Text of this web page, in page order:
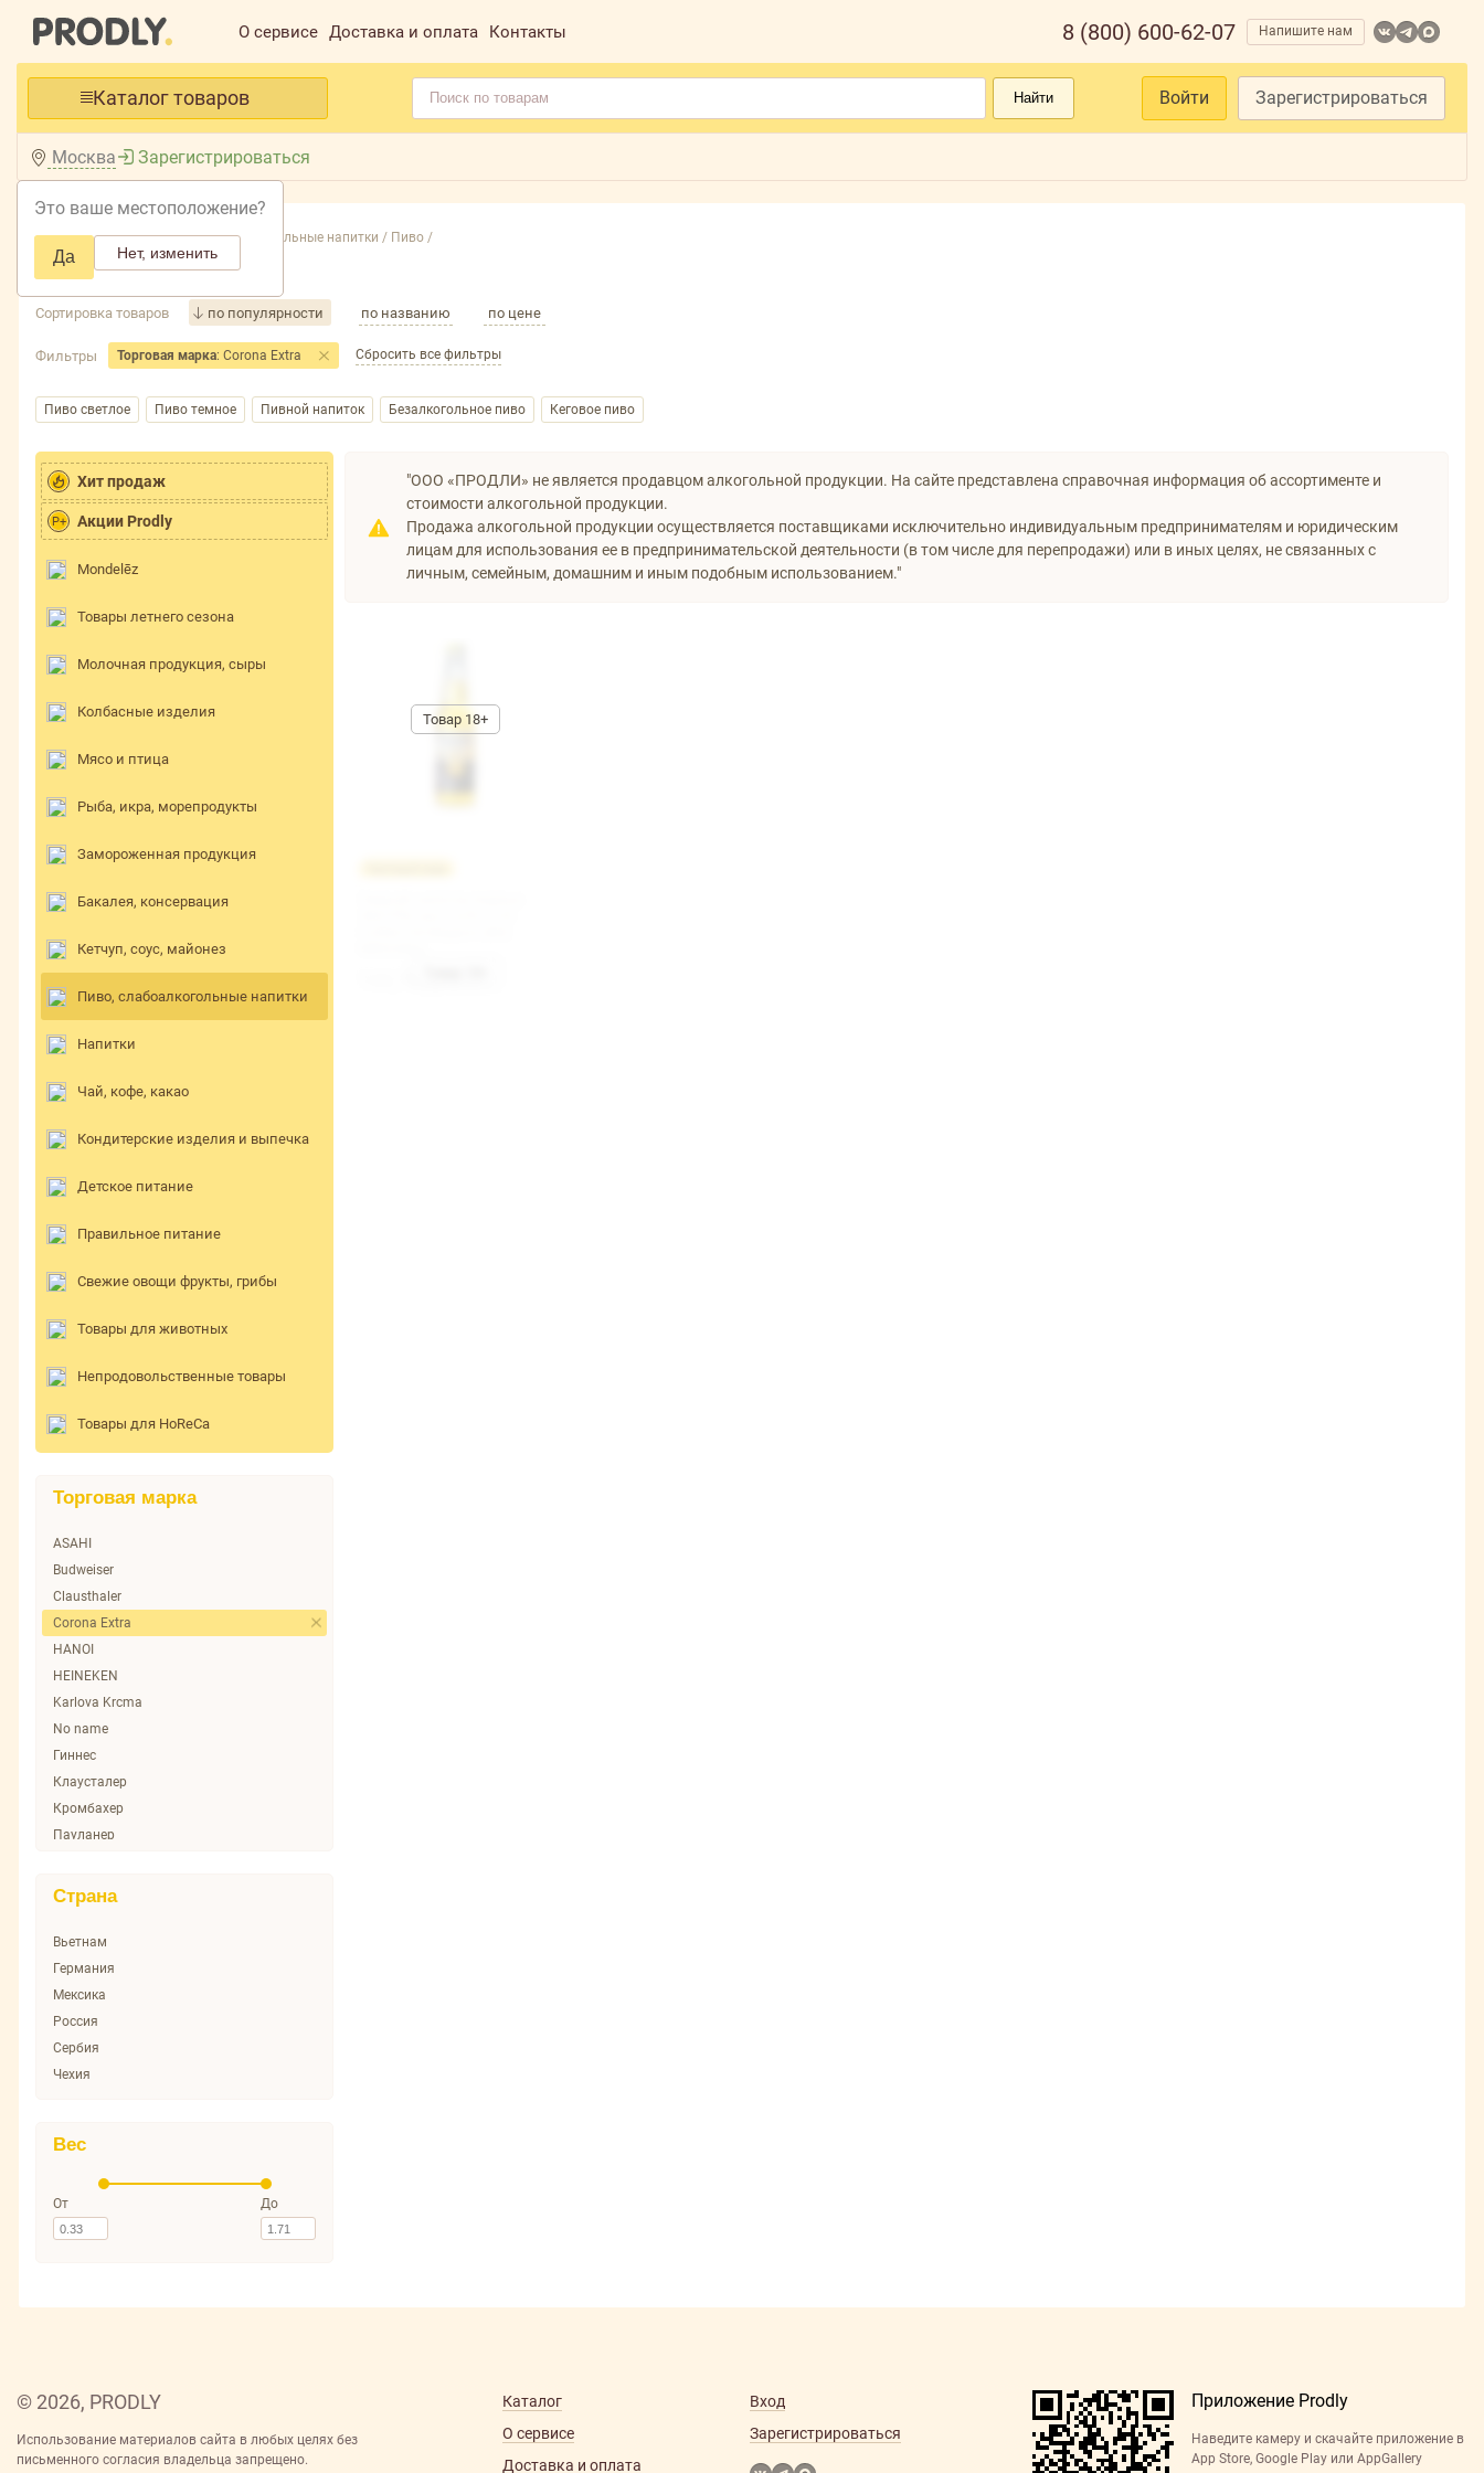
О сервисе Доставка и оплата Контакты 8 (800) 600-62-07 Напишите нам
Каталог товаров Найти Войти Зарегистрироваться
Москва
Это ваше местоположение?
Да Нет, изменить
Зарегистрироваться
Главная /Каталог /Пиво, слабоалкогольные напитки / Пиво /
Пиво
Сортировка товаров по популярности по названию по цене
Фильтры Торговая марка: Corona Extra Сбросить все фильтры
Пиво светлое Пиво темное Пивной напиток Безалкогольное пиво Кеговое пиво
Хит продаж
P+ Акции Prodly
Mondelēz
Товары летнего сезона
Молочная продукция, сыры
Колбасные изделия
Мясо и птица
Рыба, икра, морепродукты
Замороженная продукция
Бакалея, консервация
Кетчуп, соус, майонез
Пиво, слабоалкогольные напитки
Напитки
Чай, кофе, какао
Кондитерские изделия и выпечка
Детское питание
Правильное питание
Свежие овощи фрукты, грибы
Товары для животных
Непродовольственные товары
Товары для HoReCa
Торговая марка
ASAHI
Budweiser
Clausthaler
Corona Extra
HANOI
HEINEKEN
Karlova Krcma
No name
Гиннес
Клаусталер
Кромбахер
Пауланер
Страна
Вьетнам
Германия
Мексика
Россия
Сербия
Чехия
Вес
От До
"ООО «ПРОДЛИ» не является продавцом алкогольной продукции. На сайте представлена справочная информация об ассортименте и
стоимости алкогольной продукции.
Продажа алкогольной продукции осуществляется поставщиками исключительно индивидуальным предпринимателям и юридическим
лицам для использования ее в предпринимательской деятельности (в том числе для перепродажи) или в иных целях, не связанных с
личным, семейным, домашним и иным подобным использованием."
© 2026, PRODLY
Использование материалов сайта в любых целях без
письменного согласия владельца запрещено.
Каталог
О сервисе
Доставка и оплата
Вход
Зарегистрироваться
Приложение Prodly
Наведите камеру и скачайте приложение в
App Store, Google Play или AppGallery